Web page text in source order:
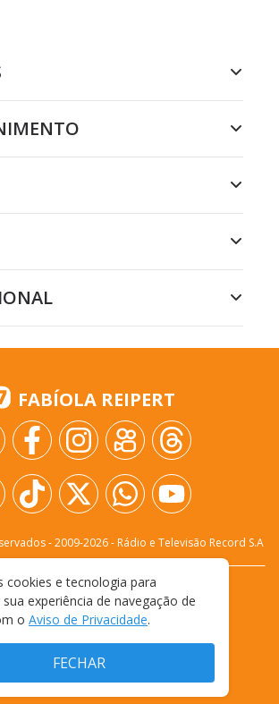
FABÍOLA REIPERT
- 2009-2026- Rádio e Televisão Record S.A
FALE CONOSCO
PRIVACIDADE
TERMOS E CONDIÇÕES DE USO
cookies e tecnologia para
experiência de navegação de
o Aviso de Privacidade.
FECHAR